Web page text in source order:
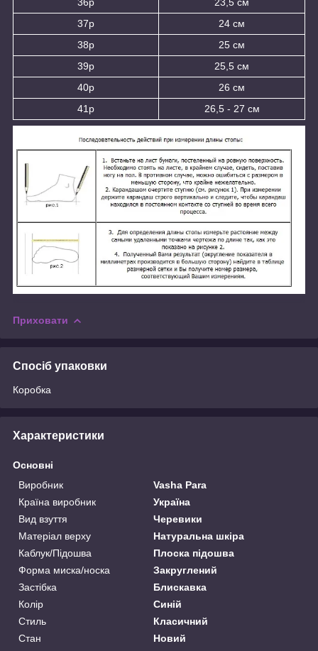
37р
24 см
38р
25 см
39р
25,5 см
40р
26 см
41р
26,5 - 27 см
Приховати
Спосіб упаковки
Коробка
Характеристики
Основні
Виробник
Vasha Para
Країна виробник
Україна
Вид взуття
Черевики
Матеріал верху
Натуральна шкіра
Каблук/Підошва
Плоска підошва
Форма миска/носка
Закруглений
Застібка
Блискавка
Колір
Синій
Стиль
Класичний
Стан
Новий